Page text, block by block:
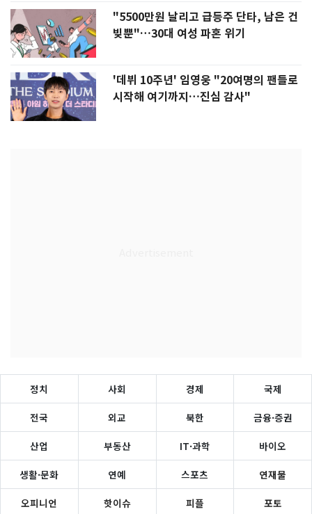
"5500만원 날리고 급등주 단타, 남은 건
빚뿐"…30대 여성 파혼 위기
'데뷔 10주년' 임영웅 "20여명의 팬들로
시작해 여기까지…진심 감사"
정치 사회 경제 국제
전국 외교 북한 금융·증권
산업 부동산 IT·과학 바이오
생활·문화 연예 스포츠 연재물
오피니언 핫이슈 피플 포토